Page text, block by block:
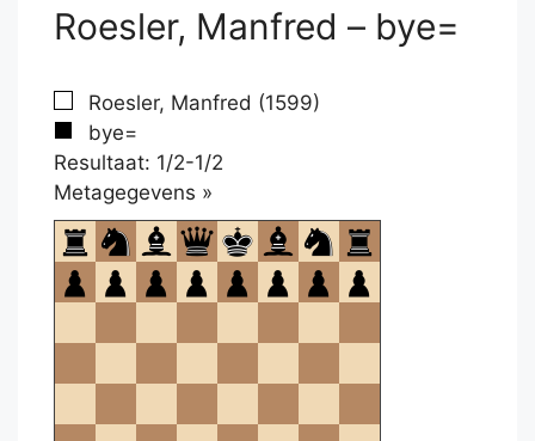
Roesler, Manfred – bye=
Roesler, Manfred (1599)
bye=
Resultaat: 1/2-1/2
Metagegevens »
om
te
openen.